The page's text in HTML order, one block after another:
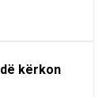
kërkon